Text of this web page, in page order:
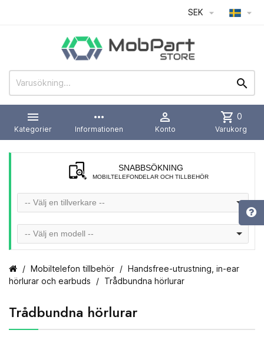
SEK  


Kategorier
more_horiz
Informationen

Konto
shopping_cart 0
Varukorg
SNABBSÖKNING
MOBILTELEFONDELAR OCH TILLBEHÖR
-- Välj en tillverkare --
-- Välj en modell --
Mobiltelefon tillbehör
Handsfree-utrustning, in-ear
hörlurar och earbuds
Trådbundna hörlurar
Trådbundna hörlurar